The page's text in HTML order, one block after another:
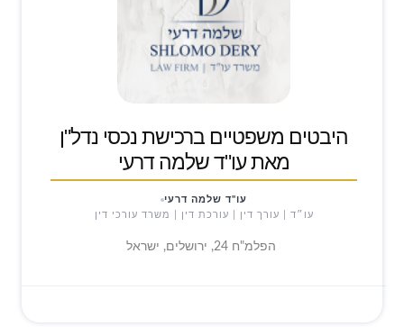
היבטים משפטיים ברכישת נכסי נדל"ן
מאת עו"ד שלמה דרעי
עו"ד שלמה דרעי
עו״ד | עורך דין | עורכת דין | משרד עורכי דין
הפלמ"ח 24, ירושלים, ישראל